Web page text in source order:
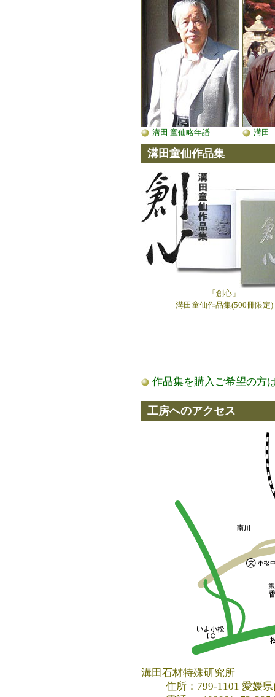
溝田 童仙略年譜 溝田
溝田童仙作品集
「創心」
溝田童仙作品集(500冊限定)
作品集を購入ご希望の方
工房へのアクセス
溝田石材特殊研究所
住所：799-1101 愛媛